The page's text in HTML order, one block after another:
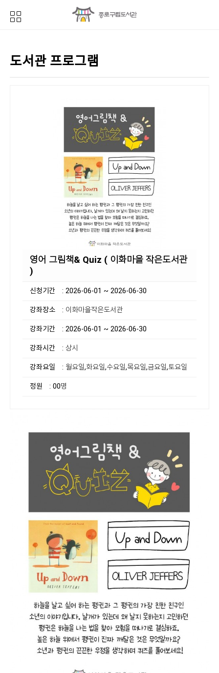
도서관 프로그램
영어 그림책& Quiz ( 이화마을 작은도서관
)
신청기간 : 2026-06-01 ~ 2026-06-30
강좌장소 : 이화마을작은도서관
강좌기간 : 2026-06-01 ~ 2026-06-30
강좌시간 : 상시
강좌요일 : 월요일,화요일,수요일,목요일,금요일,토요일
정원 : 00명